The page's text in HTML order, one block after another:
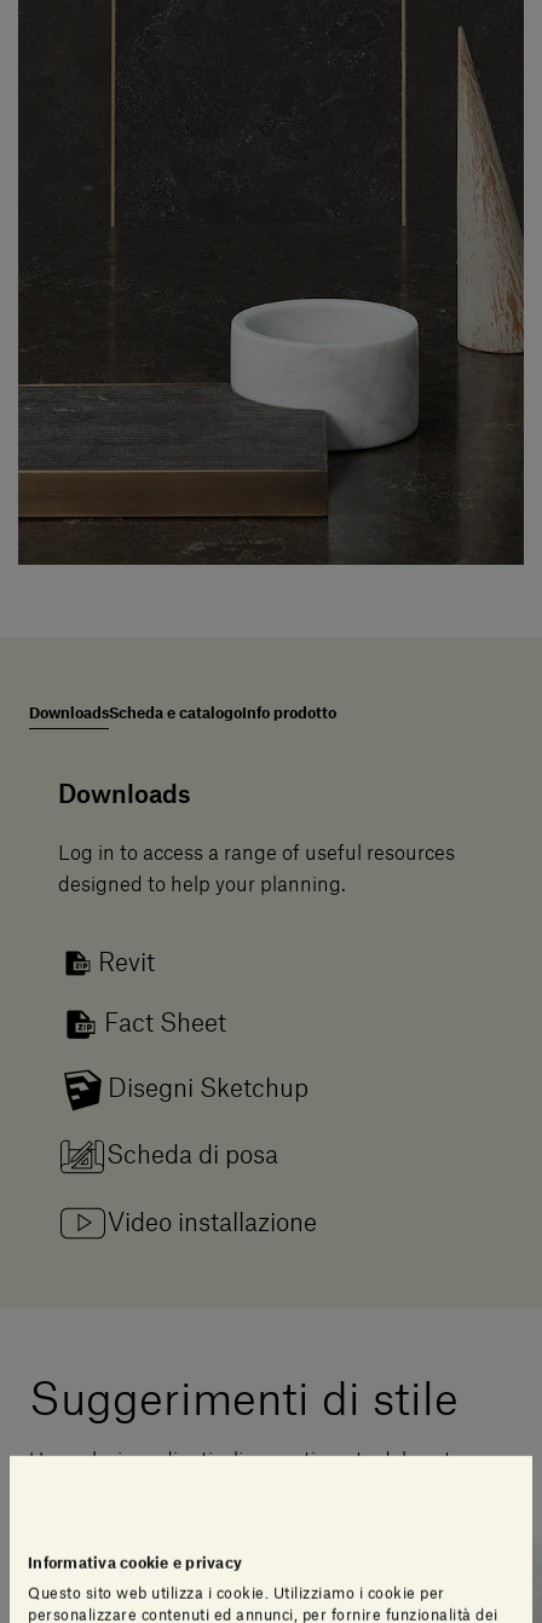
Informativa cookie e privacy
Questo sito web utilizza i cookie. Utilizziamo i cookie per
personalizzare contenuti ed annunci, per fornire funzionalità dei
DownloadsScheda e catalogo Info prodotto
Downloads
Log in to access a range of useful resources
designed to help your planning.
Revit
Fact Sheet
Disegni Sketchup
Scheda di posa
Video installazione
Suggerimenti di stile
Una selezione di articoli pensati per te dal nostro